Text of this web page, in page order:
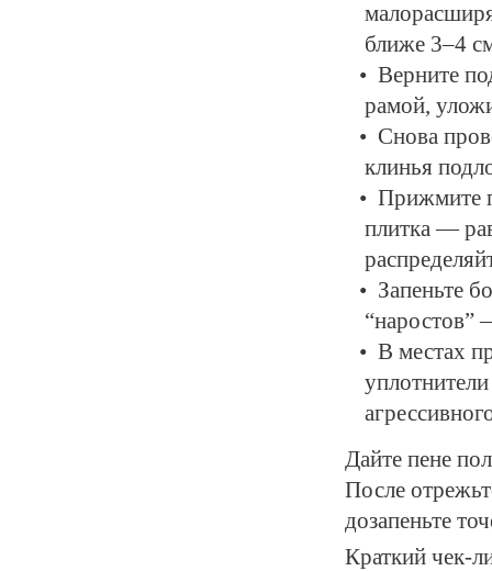
ближе 3–4
Верните
рамой,
Снова
клинья
Прижмите
плитка —
Запеньте
“наростов”
В местах
Дайте пене
После
дозапеньте
Краткий чек-